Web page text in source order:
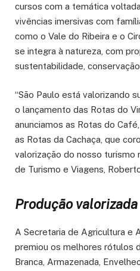
cursos com a temática
vivências imersivas com
como o Vale do Ribeira e o
se integra à natureza, com
sustentabilidade,
“São Paulo está valorizando
o lançamento das Rotas do
anunciamos as Rotas do
as Rotas da Cachaça, que
valorização do nosso turismo
de Turismo e Viagens,
Produção valorizada
A Secretaria de Agricultura e
premiou os melhores rótulos
Branca, Armazenada,